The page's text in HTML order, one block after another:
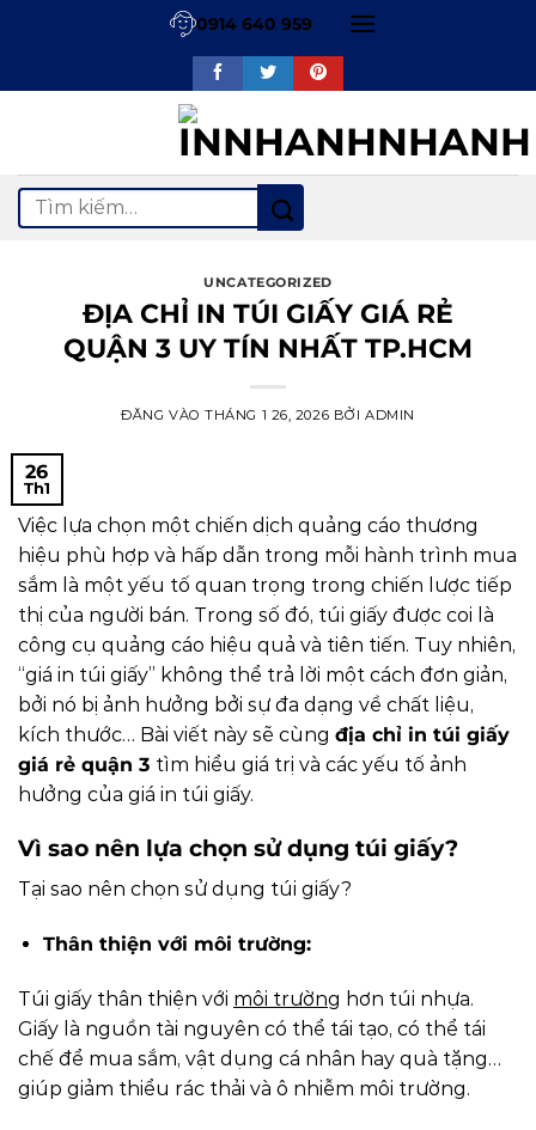
0914 640 959
Tìm
kiếm:
UNCATEGORIZED
ĐỊA CHỈ IN TÚI GIẤY GIÁ RẺ
QUẬN 3 UY TÍN NHẤT TP.HCM
ĐĂNG VÀOTHÁNG 1 26, 2026 BỞI ADMIN
26
Th1
Việc lựa chọn một chiến dịch quảng cáo thương
hiệu phù hợp và hấp dẫn trong mỗi hành trình mua
sắm là một yếu tố quan trọng trong chiến lược tiếp
thị của người bán. Trong số đó, túi giấy được coi là
công cụ quảng cáo hiệu quả và tiên tiến. Tuy nhiên,
“giá in túi giấy” không thể trả lời một cách đơn giản,
bởi nó bị ảnh hưởng bởi sự đa dạng về chất liệu,
kích thước… Bài viết này sẽ cùng địa chỉ in túi giấy
giá rẻ quận 3 tìm hiểu giá trị và các yếu tố ảnh
hưởng của giá in túi giấy.
Vì sao nên lựa chọn sử dụng túi giấy?
Tại sao nên chọn sử dụng túi giấy?
Thân thiện với môi trường:
Túi giấy thân thiện với môi trường hơn túi nhựa.
Giấy là nguồn tài nguyên có thể tái tạo, có thể tái
chế để mua sắm, vật dụng cá nhân hay quà tặng…
giúp giảm thiểu rác thải và ô nhiễm môi trường.